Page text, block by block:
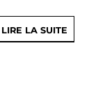
LIRE LA SUITE